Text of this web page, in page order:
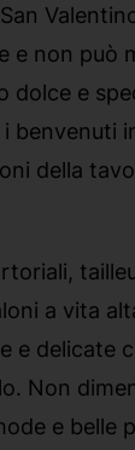
e non può
dolce e
benvenuti
della
a vita
e delicate
Non
e belle